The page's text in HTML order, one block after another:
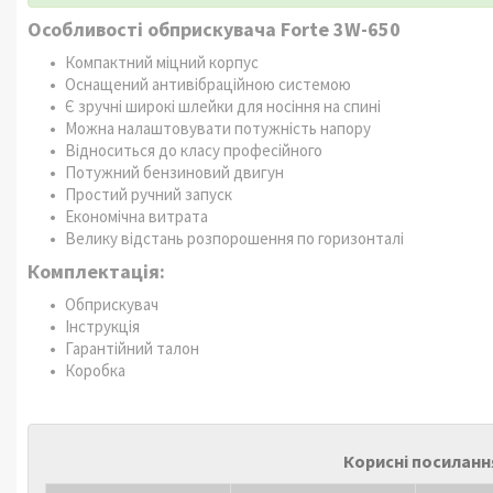
Особливості обприскувача Forte 3W-650
Компактний міцний корпус
Оснащений антивібраційною системою
Є зручні широкі шлейки для носіння на спині
Можна налаштовувати потужність напору
Відноситься до класу професійного
Потужний бензиновий двигун
Простий ручний запуск
Економічна витрата
Велику відстань розпорошення по горизонталі
Комплектація:
Обприскувач
Інструкція
Гарантійний талон
Коробка
Корисні